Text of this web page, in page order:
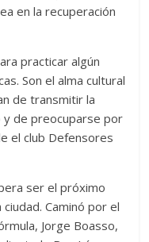
en la recuperación
practicar algún
Son el alma cultural
de transmitir la
de preocuparse por
el club Defensores
ser el próximo
Caminó por el
Jorge Boasso,